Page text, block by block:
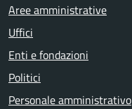
Aree amministrative
Uffici
Enti e fondazioni
Politici
Personale amministrativo